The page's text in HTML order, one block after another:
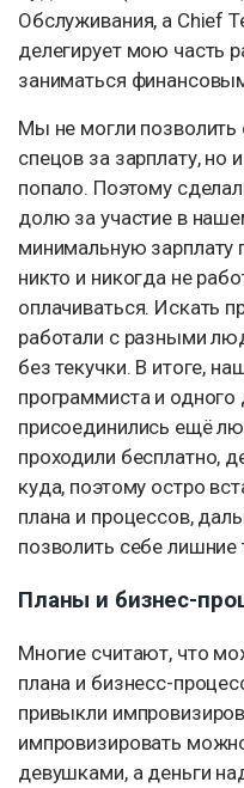
Обслуживания, а Chief
делегирует мою часть
заниматься
Мы не могли
спецов за зарплату, но
попало. Поэтому
долю за участие в
минимальную зарплату
никто и никогда не
оплачиваться. Искать
работали с разными
без текучки. В итоге,
программиста и
присоединились ещё
проходили бесплатно,
куда, поэтому остро
плана и процессов,
позволить себе лишние
Планы и бизнес-
Многие считают, что
плана и бизнесс-
привыкли
импровизировать
девушками, а деньги